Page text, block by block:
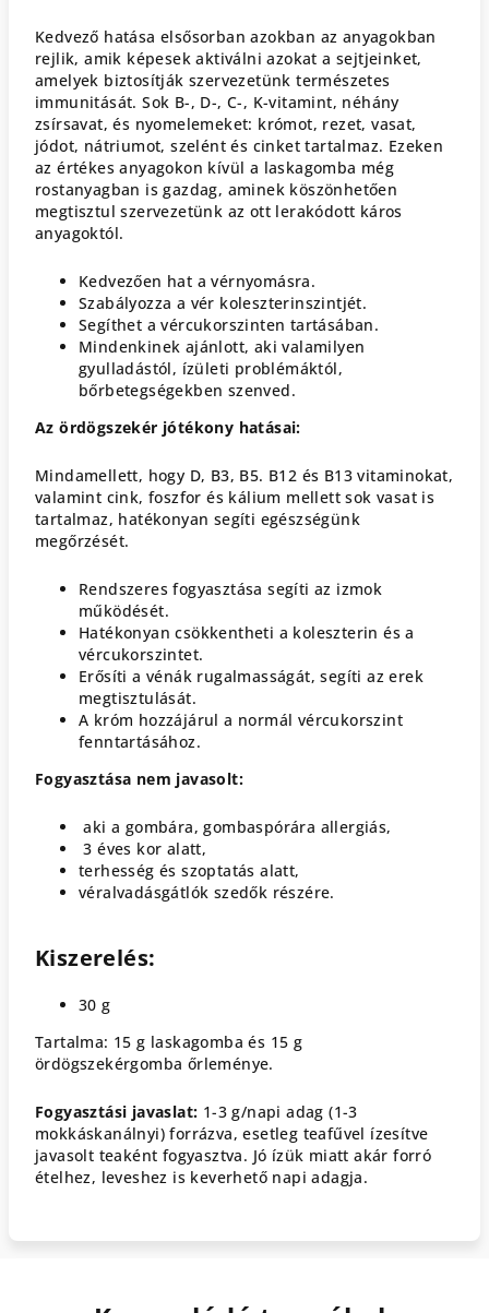
Kedvező hatása elsősorban azokban az anyagokban
rejlik, amik képesek aktiválni azokat a sejtjeinket,
amelyek biztosítják szervezetünk természetes
immunitását. Sok B-, D-, C-, K-vitamint, néhány
zsírsavat, és nyomelemeket: krómot, rezet, vasat,
jódot, nátriumot, szelént és cinket tartalmaz. Ezeken
az értékes anyagokon kívül a laskagomba még
rostanyagban is gazdag, aminek köszönhetően
megtisztul szervezetünk az ott lerakódott káros
anyagoktól.
Kedvezően hat a vérnyomásra.
Szabályozza a vér koleszterinszintjét.
Segíthet a vércukorszinten tartásában.
Mindenkinek ajánlott, aki valamilyen
gyulladástól, ízületi problémáktól,
bőrbetegségekben szenved.
Az ördögszekér jótékony hatásai:
Mindamellett, hogy D, B3, B5. B12 és B13 vitaminokat,
valamint cink, foszfor és kálium mellett sok vasat is
tartalmaz, hatékonyan segíti egészségünk
megőrzését.
Rendszeres fogyasztása segíti az izmok
működését.
Hatékonyan csökkentheti a koleszterin és a
vércukorszintet.
Erősíti a vénák rugalmasságát, segíti az erek
megtisztulását.
A króm hozzájárul a normál vércukorszint
fenntartásához.
Fogyasztása nem javasolt:
aki a gombára, gombaspórára allergiás,
3 éves kor alatt,
terhesség és szoptatás alatt,
véralvadásgátlók szedők részére.
Kiszerelés:
30 g
Tartalma: 15 g laskagomba és 15 g
ördögszekérgomba őrleménye.
Fogyasztási javaslat: 1-3 g/napi adag (1-3
mokkáskanálnyi) forrázva, esetleg teafűvel ízesítve
javasolt teaként fogyasztva. Jó ízük miatt akár forró
ételhez, leveshez is keverhető napi adagja.